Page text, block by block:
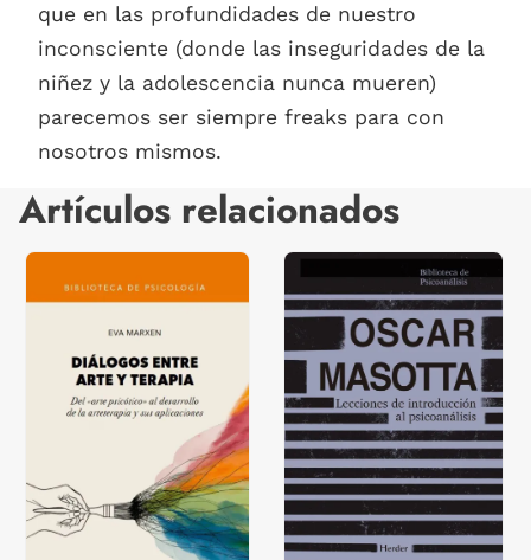
que en las profundidades de nuestro
inconsciente (donde las inseguridades de la
niñez y la adolescencia nunca mueren)
parecemos ser siempre freaks para con
nosotros mismos.
Artículos relacionados